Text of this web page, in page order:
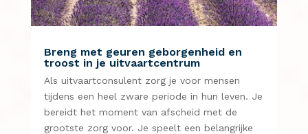
Breng met geuren geborgenheid en
troost in je uitvaartcentrum
Als uitvaartconsulent zorg je voor mensen
tijdens een heel zware periode in hun leven. Je
bereidt het moment van afscheid met de
grootste zorg voor. Je speelt een belangrijke